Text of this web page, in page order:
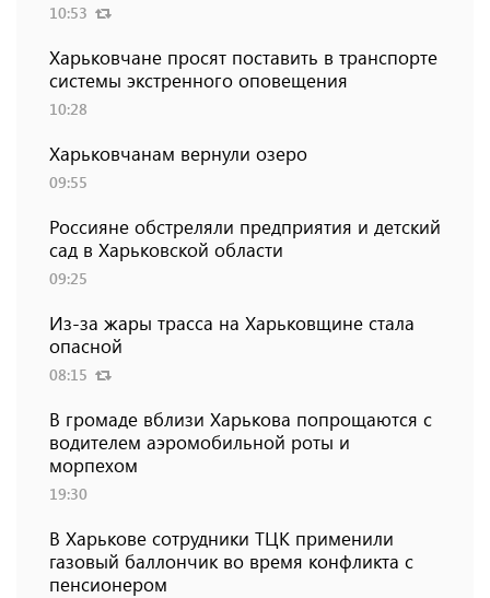
10:53
Харьковчане просят поставить в транспорте
системы экстренного оповещения
10:28
Харьковчанам вернули озеро
09:55
Россияне обстреляли предприятия и детский
сад в Харьковской области
09:25
Из-за жары трасса на Харьковщине стала
опасной
08:15
В громаде вблизи Харькова попрощаются с
водителем аэромобильной роты и
морпехом
19:30
В Харькове сотрудники ТЦК применили
газовый баллончик во время конфликта с
пенсионером